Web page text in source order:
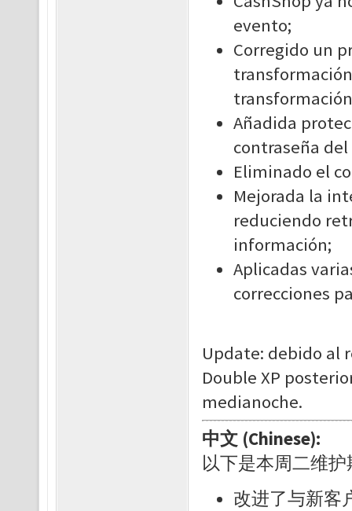
evento;
Corregido un
Añadida
contraseña
Eliminado el
Mejorada la
reduciendo
información;
Aplicadas
correcciones
Update: debido al
Double XP
medianoche.
中文 (Chinese):
以下是本周二维
改进了与新客